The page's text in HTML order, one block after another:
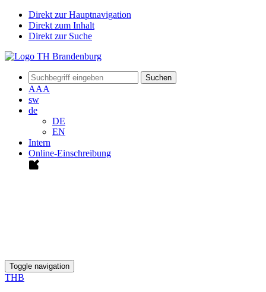
Direkt zur Hauptnavigation
Direkt zum Inhalt
Direkt zur Suche
Suchen
AAA
sw
de
DE
EN
Intern
Online-Einschreibung
Toggle navigation
THB